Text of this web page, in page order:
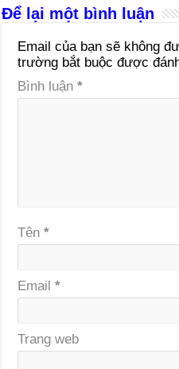
Để lại một bình luận
Email của bạn sẽ không
trường bắt buộc được
Bình luận*
Tên*
Email*
Trang web